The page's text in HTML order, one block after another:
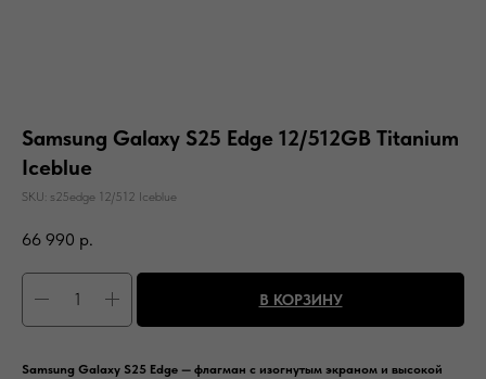
Samsung Galaxy S25 Edge 12/512GB Titanium
Iceblue
SKU: s25edge 12/512 Iceblue
66 990 р.
В КОРЗИНУ
Samsung Galaxy S25 Edge — флагман с изогнутым экраном и высокой